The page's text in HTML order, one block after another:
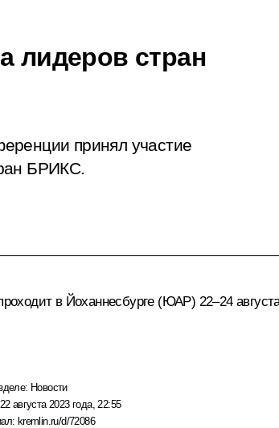
лидеров стран
принял участие
БРИКС.
в Йоханнесбурге (ЮАР) 22–24
Новости
22 августа 2023 года, 22:55
kremlin.ru/d/72086